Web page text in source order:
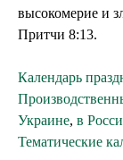
высокомерие и
Притчи 8:13.
Календарь
Украине, в
Тематические